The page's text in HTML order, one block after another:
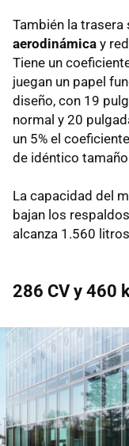
También la
aerodinámica y
Tiene un
juegan un papel
diseño, con 19
normal y 20
un 5% el
de idéntico
La capacidad del
bajan los
alcanza 1.560
286 CV y 460